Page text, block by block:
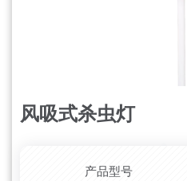
风吸式杀虫灯
产品型号